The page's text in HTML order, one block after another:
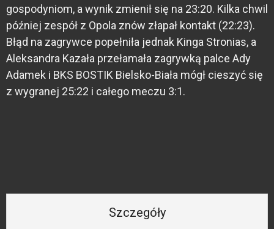
gospodyniom, a wynik zmienił się na 23:20. Kilka chwil
później zespół z Opola znów złapał kontakt (22:23).
Błąd na zagrywce popełniła jednak Kinga Stronias, a
Aleksandra Kazała przełamała zagrywką palce Ady
Adamek i BKS BOSTIK Bielsko-Biała mógł cieszyć się
z wygranej 25:22 i całego meczu 3:1.
Szczegóły